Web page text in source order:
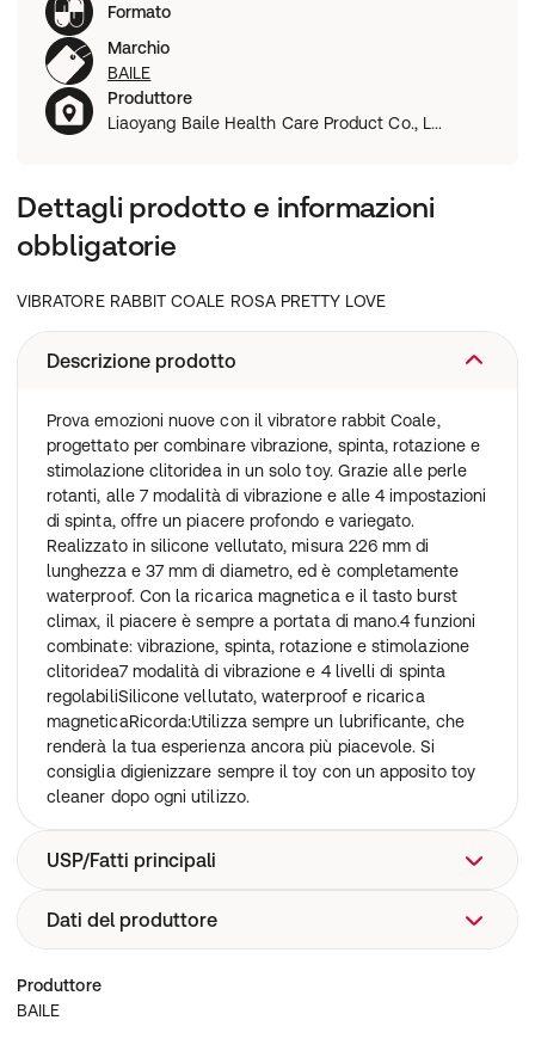
Formato
Marchio
BAILE
Produttore
Liaoyang Baile Health Care Product Co., L...
Dettagli prodotto e informazioni
obbligatorie
VIBRATORE RABBIT COALE ROSA PRETTY LOVE
Descrizione prodotto
Prova emozioni nuove con il vibratore rabbit Coale,
progettato per combinare vibrazione, spinta, rotazione e
stimolazione clitoridea in un solo toy. Grazie alle perle
rotanti, alle 7 modalità di vibrazione e alle 4 impostazioni
di spinta, offre un piacere profondo e variegato.
Realizzato in silicone vellutato, misura 226 mm di
lunghezza e 37 mm di diametro, ed è completamente
waterproof. Con la ricarica magnetica e il tasto burst
climax, il piacere è sempre a portata di mano.4 funzioni
combinate: vibrazione, spinta, rotazione e stimolazione
clitoridea7 modalità di vibrazione e 4 livelli di spinta
regolabiliSilicone vellutato, waterproof e ricarica
magneticaRicorda:Utilizza sempre un lubrificante, che
renderà la tua esperienza ancora più piacevole. Si
consiglia digienizzare sempre il toy con un apposito toy
cleaner dopo ogni utilizzo.
USP/Fatti principali
vibratori viola, pasqua, coniglio, vibratori
Dati del produttore
BAILE
Produttore
BAILE